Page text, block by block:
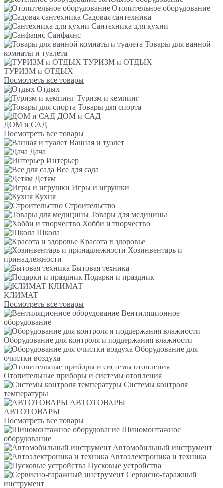
Отопительное оборудование
Садовая сантехника
Сантехника для кухни
Санфаянс
Товары для ванной
комнаты и туалета
ТУРИЗМ и ОТДЫХ
ТУРИЗМ и ОТДЫХ
Посмотреть все товары
Отдых
Туризм и кемпинг
Товары для спорта
ДОМ и САД
ДОМ и САД
Посмотреть все товары
Ванная и туалет
Дача
Интерьер
Все для сада
Детям
Игры и игрушки
Кухня
Строительство
Товары для медицины
Хобби и творчество
Школа
Красота и здоровье
Хозинвентарь и
принадлежности
Бытовая техника
Подарки и праздник
КЛИМАТ
КЛИМАТ
Посмотреть все товары
Вентиляционное
оборудование
Оборудование для контроля и поддержания влажности
Оборудование для
очистки воздуха
Отопительные приборы и системы отопления
Системы контроля
температуры
АВТОТОВАРЫ
АВТОТОВАРЫ
Посмотреть все товары
Шиномонтажное
оборудование
Автомобильный инструмент
Автоэлектроника и техника
Пусковые устройства
Сервисно-гаражный
инструмент